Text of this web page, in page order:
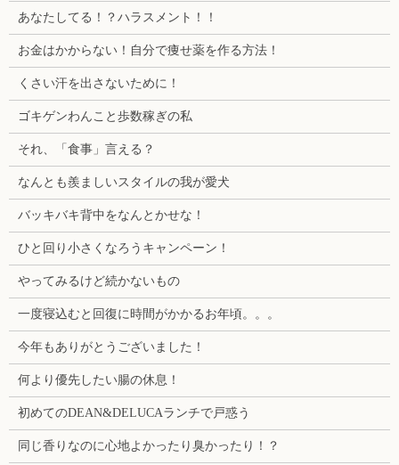
あなたしてる！？ハラスメント！！
お金はかからない！自分で痩せ薬を作る方法！
くさい汗を出さないために！
ゴキゲンわんこと歩数稼ぎの私
それ、「食事」言える？
なんとも羨ましいスタイルの我が愛犬
バッキバキ背中をなんとかせな！
ひと回り小さくなろうキャンペーン！
やってみるけど続かないもの
一度寝込むと回復に時間がかかるお年頃。。。
今年もありがとうございました！
何より優先したい腸の休息！
初めてのDEAN&DELUCAランチで戸惑う
同じ香りなのに心地よかったり臭かったり！？